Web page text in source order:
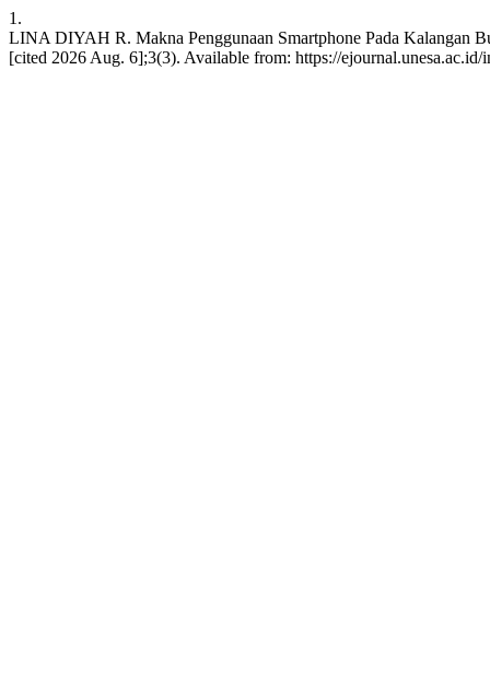
1.
LINA DIYAH R. Makna Penggunaan Smartphone Pada Kalangan
[cited 2026 Aug. 6];3(3). Available from: https://